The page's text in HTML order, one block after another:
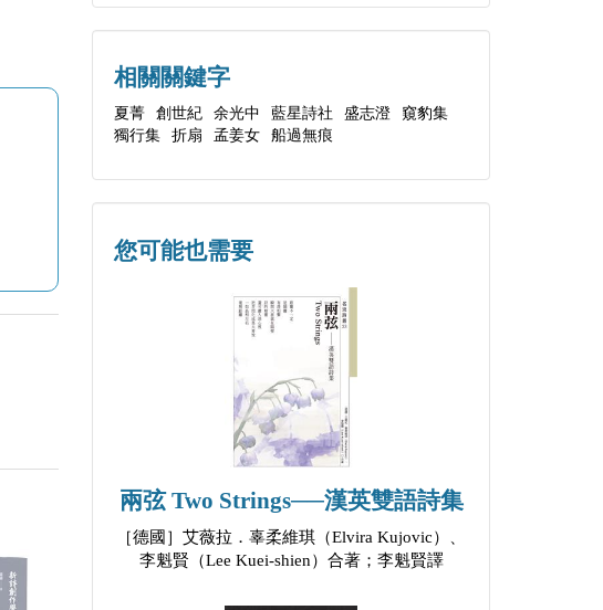
相關關鍵字
夏菁 創世紀 余光中 藍星詩社 盛志澄
窺豹集
獨行集
折扇 孟姜女 船過無痕
您可能也需要
兩弦 Two Strings──漢英雙語詩集
［德國］艾薇拉．辜柔維琪（Elvira Kujovic）、
李魁賢（Lee Kuei-shien）合著；李魁賢譯